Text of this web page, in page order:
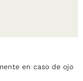
en caso de ojo